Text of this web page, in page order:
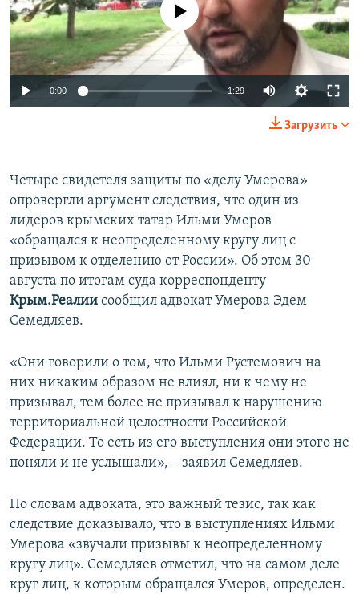
ПОБЕДИТЕЛЕЙ НЕ СУДЯТ?
КРЫМ.НЕПОКОРЕННЫЙ
ELIFBE
ПРИСОЕДИНЯЙТЕСЬ!No media source currently available
0:00 1:29
Загрузить
Четыре свидетеля защиты по «делу Умерова»
опровергли аргумент следствия, что один из
лидеров крымских татар Ильми Умеров
«обращался к неопределенному кругу лиц с
призывом к отделению от России». Об этом 30
августа по итогам суда корреспонденту
Крым.Реалии сообщил адвокат Умерова Эдем
Семедляев.
«Они говорили о том, что Ильми Рустемович на
них никаким образом не влиял, ни к чему не
призывал, тем более не призывал к нарушению
территориальной целостности Российской
Федерации. То есть из его выступления они этого не
поняли и не услышали», – заявил Семедляев.
По словам адвоката, это важный тезис, так как
следствие доказывало, что в выступлениях Ильми
Умерова «звучали призывы к неопределенному
кругу лиц». Семедляев отметил, что на самом деле
круг лиц, к которым обращался Умеров, определен.